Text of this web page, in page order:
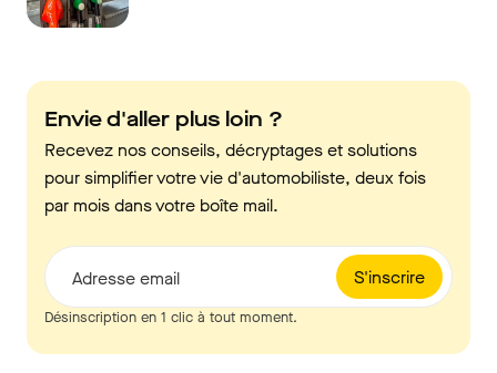
Envie d'aller plus loin ?
Recevez nos conseils, décryptages et solutions
pour simplifier votre vie d'automobiliste, deux fois
par mois dans votre boîte mail.
S'inscrire
Adresse email
Désinscription en 1 clic à tout moment.